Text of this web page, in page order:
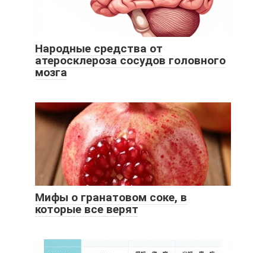
Народные средства от
атеросклероза сосудов головного
мозга
Мифы о гранатовом соке, в
которые все верят